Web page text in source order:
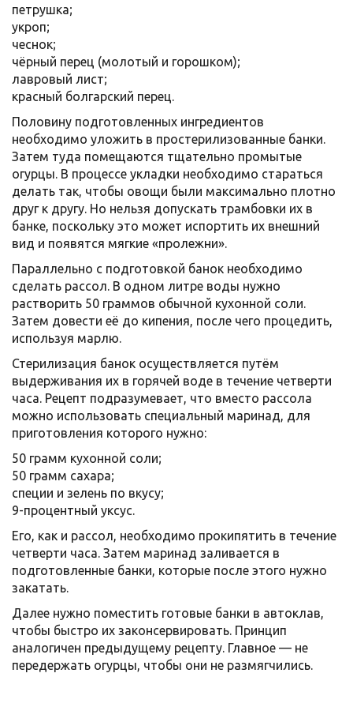
петрушка;
укроп;
чеснок;
чёрный перец (молотый и горошком);
лавровый лист;
красный болгарский перец.
Половину подготовленных ингредиентов
необходимо уложить в простерилизованные банки.
Затем туда помещаются тщательно промытые
огурцы. В процессе укладки необходимо стараться
делать так, чтобы овощи были максимально плотно
друг к другу. Но нельзя допускать трамбовки их в
банке, поскольку это может испортить их внешний
вид и появятся мягкие «пролежни».
Параллельно с подготовкой банок необходимо
сделать рассол. В одном литре воды нужно
растворить 50 граммов обычной кухонной соли.
Затем довести её до кипения, после чего процедить,
используя марлю.
Стерилизация банок осуществляется путём
выдерживания их в горячей воде в течение четверти
часа. Рецепт подразумевает, что вместо рассола
можно использовать специальный маринад, для
приготовления которого нужно:
50 грамм кухонной соли;
50 грамм сахара;
специи и зелень по вкусу;
9-процентный уксус.
Его, как и рассол, необходимо прокипятить в течение
четверти часа. Затем маринад заливается в
подготовленные банки, которые после этого нужно
закатать.
Далее нужно поместить готовые банки в автоклав,
чтобы быстро их законсервировать. Принцип
аналогичен предыдущему рецепту. Главное — не
передержать огурцы, чтобы они не размягчились.